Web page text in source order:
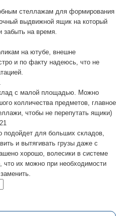
стеллажам для формирования
выдвижной ящик на который
забыть на время.
на ютубе, внешне
и по факту надеюсь, что не
с малой площадью. Можно
колличества предметов, главное
чтобы не перепутать ящики)
для больших складов,
и вытягивать грузы даже с
хорошо, волесики в системе
что их можно при необходимости